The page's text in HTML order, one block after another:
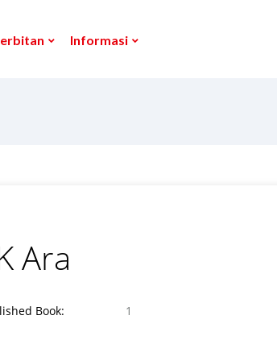
Informasi
Ara
Book: 1